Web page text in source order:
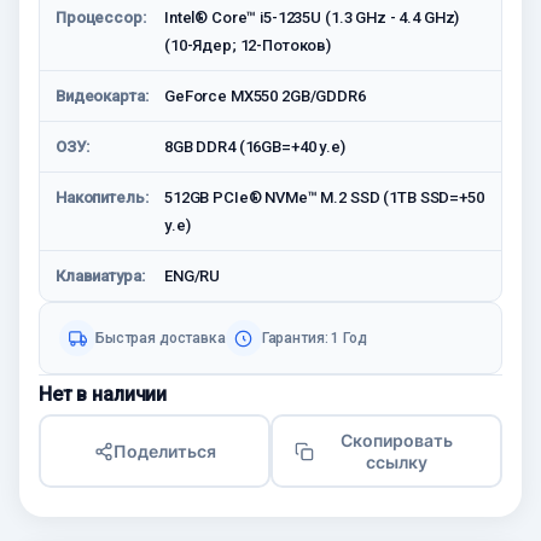
Процессор:
Intel® Core™ i5-1235U (1.3 GHz - 4.4 GHz)
(10-Ядeр; 12-Потоков)
Видеокарта: GeForce MX550 2GB/GDDR6
ОЗУ: 8GB DDR4 (16GB=+40 у.е)
Накопитель:
512GB PCIe® NVMe™ M.2 SSD (1TB SSD=+50
у.е)
Клавиатура: ENG/RU
Быстрая доставка Гарантия: 1 Год
Нет в наличии
Поделиться
Скопировать
ссылку